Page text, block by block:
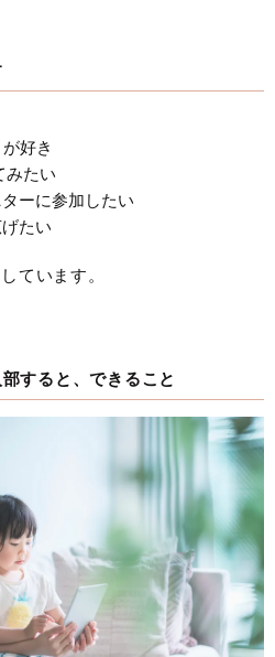
好き
みたい
ーに参加したい
たい
ています。
すると、できること